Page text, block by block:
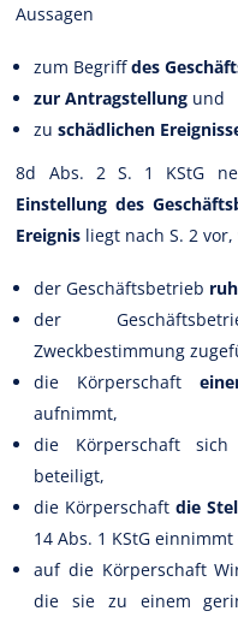
Aussagen
zum Begriffdes
zur Antragstellung und
zuschädlichen
8d Abs. 2 S. 1 KStG
Einstellung des
Ereignis liegt nach S. 2
der Geschäftsbetrieb
der
Zweckbestimmung
die Körperschaft
aufnimmt,
die Körperschaft
beteiligt,
die Körperschaftdie
14 Abs. 1 KStG
auf die Körperschaft
die sie zu einem